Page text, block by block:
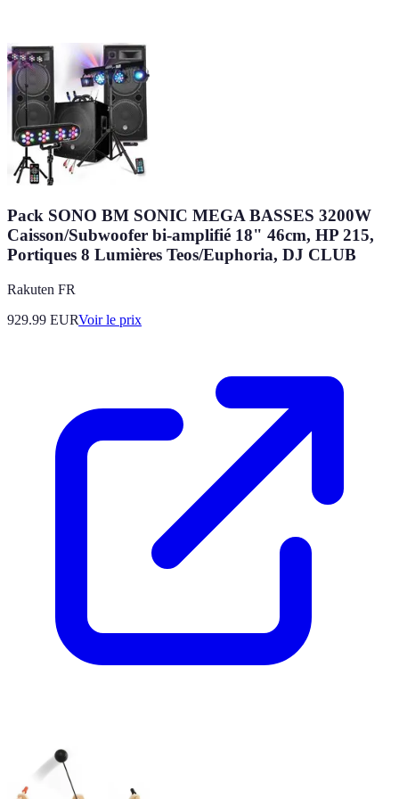
Pack SONO BM SONIC MEGA BASSES 3200W
Caisson/Subwoofer bi-amplifié 18" 46cm, HP 215,
Portiques 8 Lumières Teos/Euphoria, DJ CLUB
Rakuten FR
929.99 EURVoir le prix